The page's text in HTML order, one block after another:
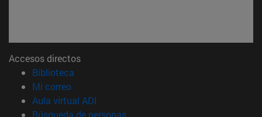
Accesos directos
Biblioteca
Mi correo(abre en nueva ventana)
Aula virtual ADI
Búsqueda de personas(abre en nueva ventana)